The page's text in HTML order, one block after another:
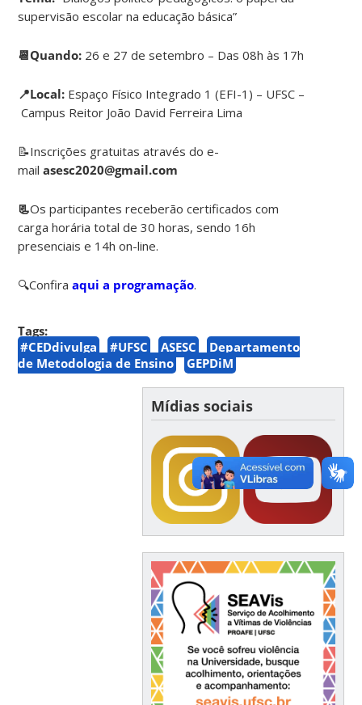
supervisão escolar na educação básica”
📆Quando: 26 e 27 de setembro – Das 08h às 17h
📍Local: Espaço Físico Integrado 1 (EFI-1) – UFSC –
Campus Reitor João David Ferreira Lima
📝Inscrições gratuitas através do e-
mailasesc2020@gmail.com
📃Os participantes receberão certificados com
carga horária total de 30 horas, sendo 16h
presenciais e 14h on-line.
🔍Confiraaqui a programação.
Tags:
#CEDdivulga
#UFSC ASESC
Departamento
de Metodologia de Ensino
GEPDiM
Mídias sociais